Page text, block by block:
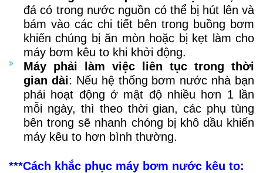
đá có trong nước nguồn có thể bị hút lên và
bám vào các chi tiết bên trong buồng bơm
khiến chúng bị ăn mòn hoặc bị kẹt làm cho
máy bơm kêu to khi khởi động.
Máy phải làm việc liên tục trong thời
gian dài: Nếu hệ thống bơm nước nhà bạn
phải hoạt động ở mật độ nhiều hơn 1 lần
mỗi ngày, thì theo thời gian, các phụ tùng
bên trong sẽ nhanh chóng bị khô dầu khiến
máy kêu to hơn bình thường.
***Cách khắc phục máy bơm nước kêu to: